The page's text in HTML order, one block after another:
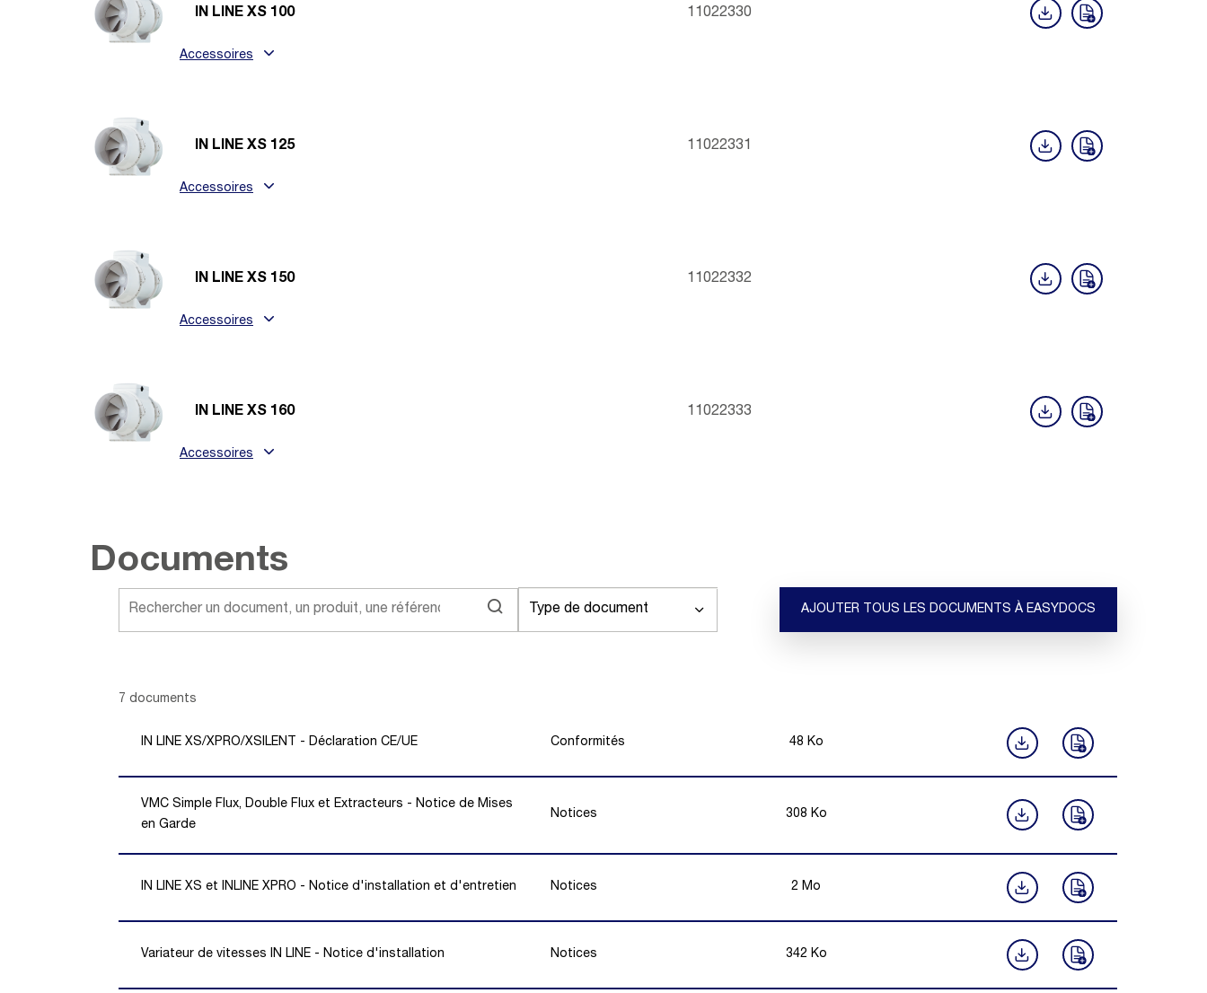
IN LINE XS 100 11022330
Accessoires
IN LINE XS 125 11022331
Accessoires
IN LINE XS 150 11022332
Accessoires
IN LINE XS 160 11022333
Accessoires
Documents
Type de document AJOUTER TOUS LES DOCUMENTS À EASYDOCS
Showing 1 -7
7 documents
IN LINE XS/XPRO/XSILENT - Déclaration CE/UE Conformités 48 Ko
VMC Simple Flux, Double Flux et Extracteurs - Notice de Mises
en Garde
Notices 308 Ko
IN LINE XS et INLINE XPRO - Notice d'installation et d'entretien Notices 2 Mo
Variateur de vitesses IN LINE - Notice d'installation Notices 342 Ko